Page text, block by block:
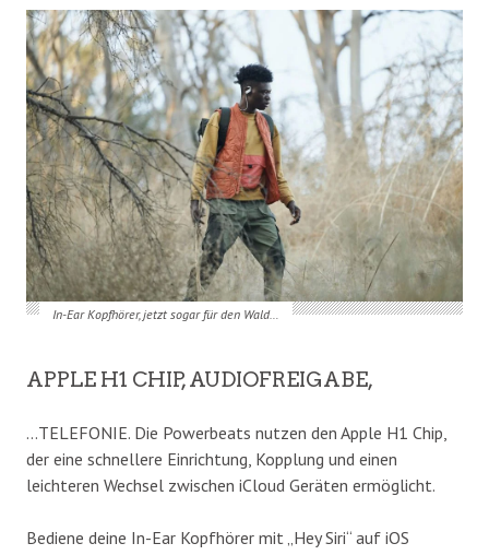
In-Ear Kopfhörer, jetzt sogar für den Wald…
APPLE H1 CHIP, AUDIOFREIGABE,
…TELEFONIE. Die Powerbeats nutzen den Apple H1 Chip,
der eine schnellere Einrichtung, Kopplung und einen
leichteren Wechsel zwischen iCloud Geräten ermöglicht.
Bediene deine In-Ear Kopfhörer mit „Hey Siri“ auf iOS